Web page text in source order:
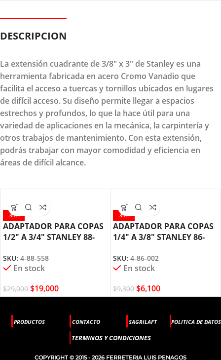
DESCRIPCION
La extensión cuadrante de 3/8" x 3" de Stanley es una
herramienta fabricada en acero Cromo Vanadio que
facilita el acceso a tuercas y tornillos ubicados en lugares
de difícil acceso. Su diseño permite llegar a espacios
estrechos y profundos, lo que la hace útil para una
variedad de aplicaciones en la mecánica, la carpintería y
otros trabajos de mantenimiento. Con esta extensión,
podrás trabajar con mayor comodidad y eficiencia en
áreas de difícil alcance.
-34%
ADAPTADOR PARA COPAS
1/2″ A 3/4″ STANLEY 88-
SKU: 4-88-558
En stock
$29,000 $19,000
-34%
ADAPTADOR PARA COPAS
1/4″ A 3/8″ STANLEY 86-
SKU: 4-86-002
En stock
$9,300 $6,100
PRODUCTOS CONTACTO SAGRILAFT POLITICA DE DATOS
TERMINOS Y CONDICIONES
COPYRIGHT © 2015 - 2026 FERRETERIA LUIS PENAGOS